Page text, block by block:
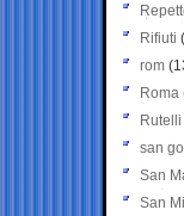
Rifiuti
rom
Roma
Rutelli
san
San
San